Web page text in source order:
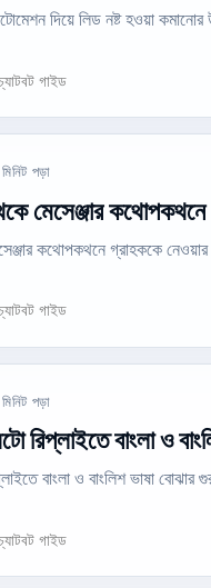
দিয়ে লিড নষ্ট হওয়া কমানোর
গাইড
পড়া
মেসেঞ্জার
কথোপকথনে গ্রাহককে
গাইড
পড়া
রিপ্লাইতে বাংলা ও
বাংলা ও বাংলিশ ভাষা বোঝার
গাইড